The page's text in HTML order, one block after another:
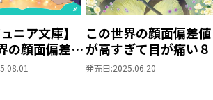
ニア文庫】
の顔面偏差値
て目が痛い1
この世界の顔面偏差値
が高すぎて目が痛い８
発売日:2025.06.20